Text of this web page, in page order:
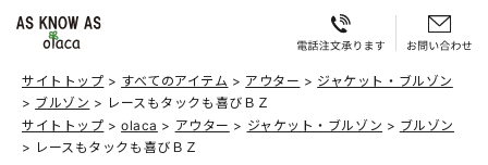
サイトトップ すべてのアイテム アウター
ジャケット・ブルゾン
ブルゾン
レースもタックも喜びＢＺ
サイトトップ
olaca アウター ジャケット・ブルゾン
ブルゾン
レースもタックも喜びＢＺ